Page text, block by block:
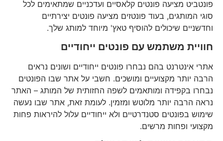
פונטביט מציעה פונטים קלאסיים ועדכניים שמתאימים לכל
סוגי המותגים, בעוד פונטזים מציעה פונטים יצירתיים
וחדשניים שיכולים להוסיף טאץ' מיוחד למותג שלך.
חוויית משתמש עם פונטים ייחודיים
אתרי אינטרנט בהם נבחרו פונטים ייחודיים ושונים נראים
הרבה יותר מקצועיים ומושכים. חשבי על אתר שבו הפונטים
נבחרו בקפידה ומותאמים לשפה החזותית של המותג – האתר
נראה הרבה יותר מלוטש ומזמין. לעומת זאת, אתר שבו נעשה
שימוש בפונטים סטנדרטיים ולא ייחודיים עלול להיראות פחות
מקצועי ופחות מרשים.